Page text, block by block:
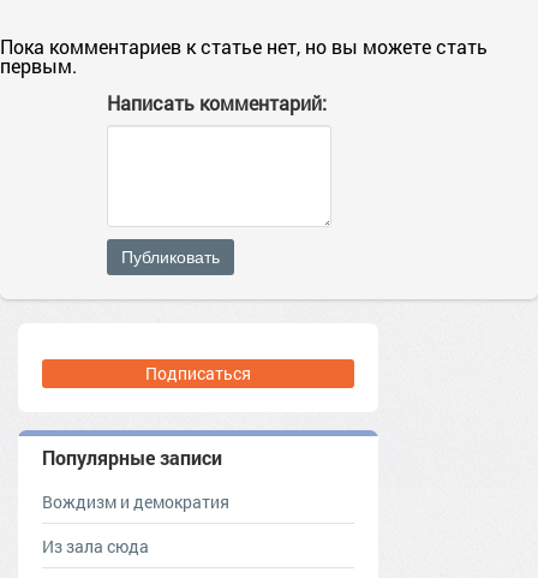
Пока комментариев к статье нет, но вы можете стать
первым.
Написать комментарий:
Публиковать
Подписаться
Популярные записи
Вождизм и демократия
Из зала сюда